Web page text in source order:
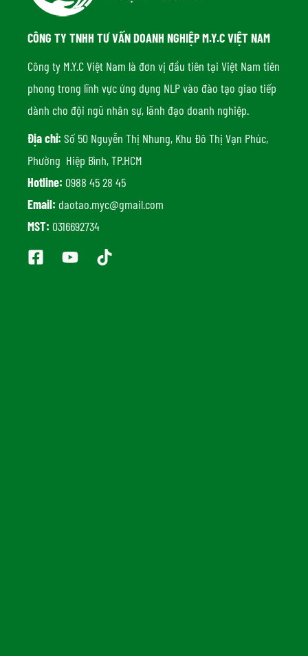
CÔNG TY TNHH TƯ VẤN DOANH NGHIỆP M.Y.C VIỆT NAM
Công ty M.Y.C Việt Nam là đơn vị đầu tiên tại Việt Nam tiên
phong trong lĩnh vực ứng dụng NLP vào đào tạo giao tiếp
dành cho đội ngũ nhân sự, lãnh đạo doanh nghiệp.
Địa chỉ: Số 50 Nguyễn Thị Nhung, Khu Đô Thị Vạn Phúc,
Phường Hiệp Bình, TP.HCM
Hotline: 0988 45 28 45
Email: daotao.myc@gmail.com
MST: 0316692734